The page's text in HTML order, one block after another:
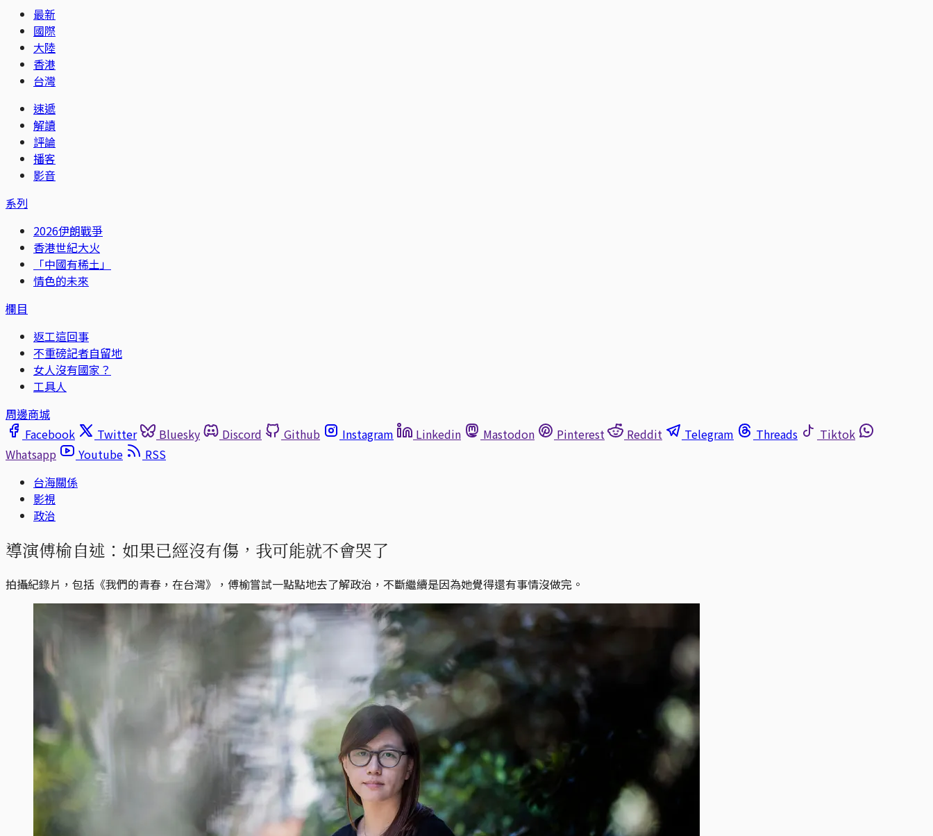
最新
國際
大陸
香港
台灣
速遞
解讀
評論
播客
影音
系列
2026伊朗戰爭
香港世紀大火
「中國有稀土」
情色的未來
欄目
返工這回事
不重磅記者自留地
女人沒有國家？
工具人
周邊商城
Facebook
Twitter Bluesky Discord Github Instagram Linkedin Mastodon Pinterest Reddit Telegram Threads
Tiktok
Whatsapp
Youtube
RSS
台海關係
影視
政治
導演傅榆自述：如果已經沒有傷，我可能就不會哭了
拍攝紀錄片，包括《我們的青春，在台灣》，傅榆嘗試一點點地去了解政治，不斷繼續是因為她覺得還有事情沒做完。